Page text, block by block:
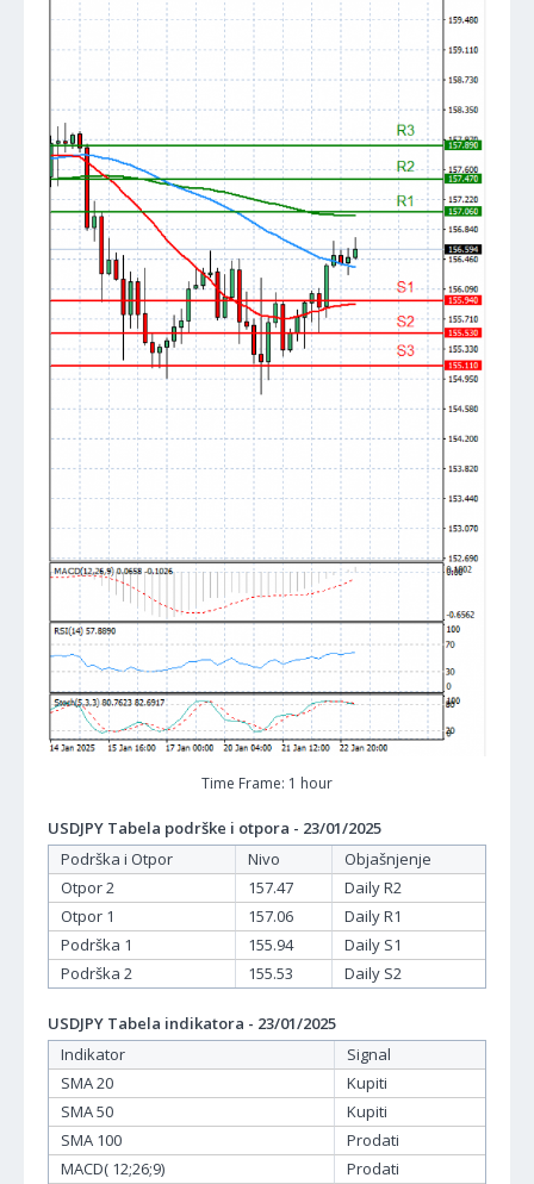
Time Frame: 1 hour
USDJPY Tabela podrške i otpora - 23/01/2025
Podrška i Otpor
Nivo
Objašnjenje
Otpor 2
157.47
Daily R2
Otpor 1
157.06
Daily R1
Podrška 1
155.94
Daily S1
Podrška 2
155.53 Daily S2
USDJPY Tabela indikatora - 23/01/2025
Indikator
Signal
SMA 20
Kupiti
SMA 50
Kupiti
SMA 100
Prodati
MACD( 12;26;9)
Prodati